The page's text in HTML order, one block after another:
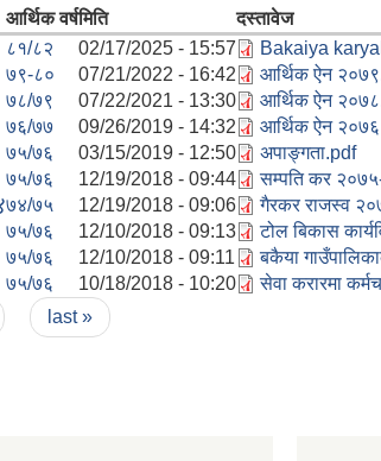
आर्थिक वर्षमिति दस्तावेज
८१/८२ 02/17/2025 - 15:57 Bakaiya
७९-८० 07/21/2022 - 16:42 आर्थिक ऐन
७८/७९ 07/22/2021 - 13:30 आर्थिक ऐन
७६/७७ 09/26/2019 - 14:32 आर्थिक ऐन
७५/७६ 03/15/2019 - 12:50 अपाङ्गता.pdf
७५/७६ 12/19/2018 - 09:44 सम्पति कर
७४/७५ 12/19/2018 - 09:06 गैरकर राजस्व
७५/७६ 12/10/2018 - 09:13 टोल बिकास
७५/७६ 12/10/2018 - 09:11 बकैया
७५/७६ 10/18/2018 - 10:20 सेवा करारमा
last »